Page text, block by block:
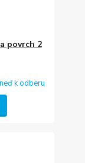
povrch 2
k odberu